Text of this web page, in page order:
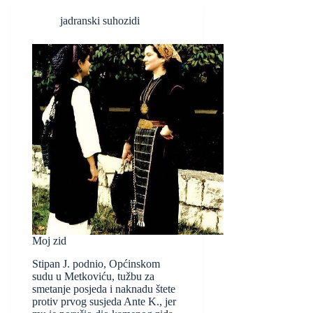
jadranski suhozidi
Moj zid
Stipan J. podnio, Općinskom
sudu u Metkoviću, tužbu za
smetanje posjeda i naknadu štete
protiv prvog susjeda Ante K., jer